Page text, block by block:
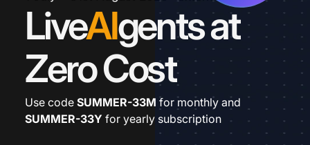
LiveAIgents at
Zero Cost
Use code SUMMER-33M for monthly and
SUMMER-33Y for yearly subscription